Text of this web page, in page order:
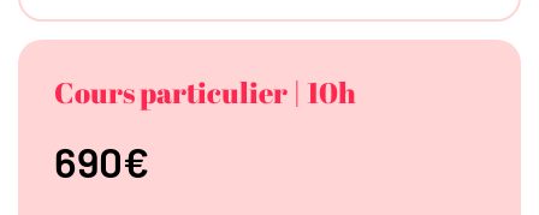
Cours particulier | 10h
690€